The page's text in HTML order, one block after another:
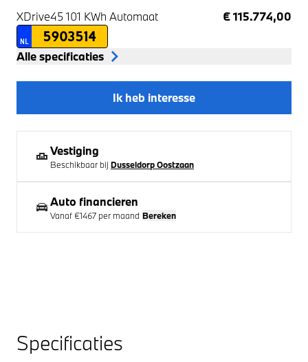
XDrive45 101 KWh Automaat € 115.774,00
NL 5903514
Alle specificaties
Ik heb interesse
Vestiging
Beschikbaar bij Dusseldorp Oostzaan
Auto financieren
Vanaf €1467 per maand Bereken
Specificaties